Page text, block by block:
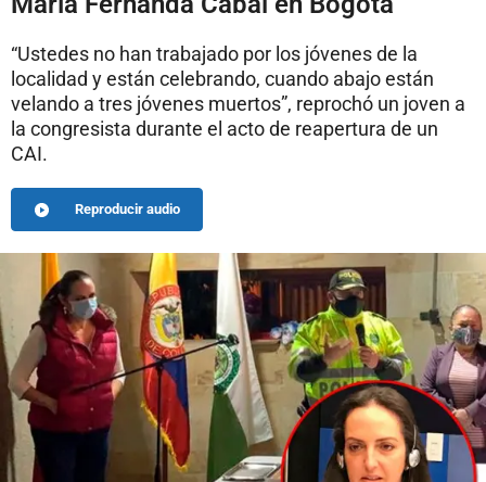
“Ustedes no han trabajado por los jóvenes de la
localidad y están celebrando, cuando abajo están
velando a tres jóvenes muertos”, reprochó un joven a
la congresista durante el acto de reapertura de un
CAI.
Reproducir audio